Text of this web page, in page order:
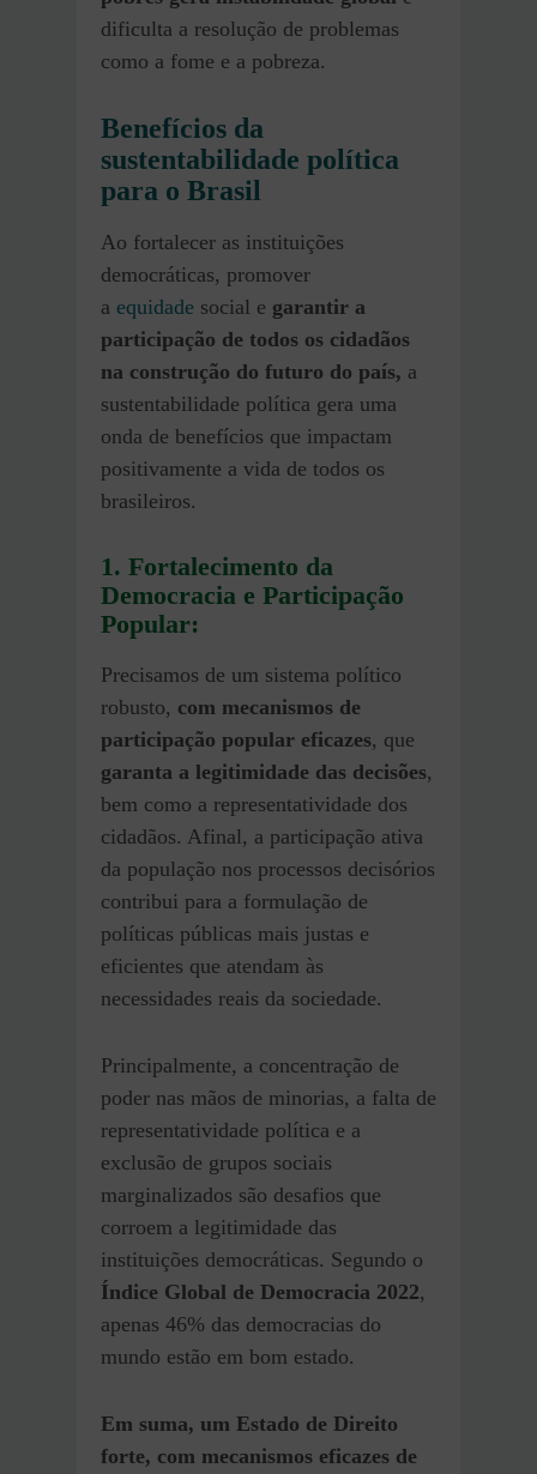
dificulta a resolução de problemas
como a fome e a pobreza.
Benefícios da
sustentabilidade política
para o Brasil
Ao fortalecer as instituições
democráticas, promover
a equidade social e garantir a
participação de todos os cidadãos
na construção do futuro do país, a
sustentabilidade política gera uma
onda de benefícios que impactam
positivamente a vida de todos os
brasileiros.
1. Fortalecimento da
Democracia e Participação
Popular:
Precisamos de um sistema político
robusto, com mecanismos de
participação popular eficazes, que
garanta a legitimidade das decisões,
bem como a representatividade dos
cidadãos. Afinal, a participação ativa
da população nos processos decisórios
contribui para a formulação de
políticas públicas mais justas e
eficientes que atendam às
necessidades reais da sociedade.
Principalmente, a concentração de
poder nas mãos de minorias, a falta de
representatividade política e a
exclusão de grupos sociais
marginalizados são desafios que
corroem a legitimidade das
instituições democráticas. Segundo o
Índice Global de Democracia 2022,
apenas 46% das democracias do
mundo estão em bom estado.
Em suma, um Estado de Direito
forte, com mecanismos eficazes de